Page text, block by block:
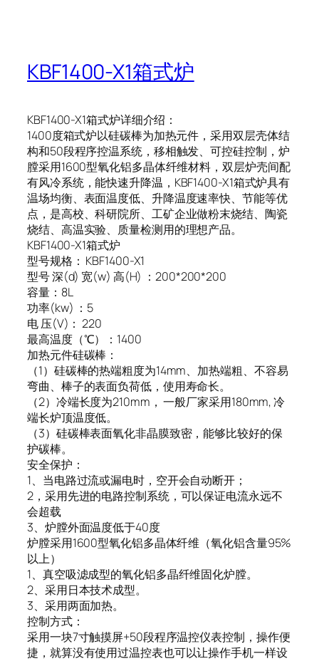
KBF1400-X1箱式炉
KBF1400-X1箱式炉详细介绍：
1400度箱式炉以硅碳棒为加热元件，采用双层壳体结
构和50段程序控温系统，移相触发、可控硅控制，炉
膛采用1600型氧化铝多晶体纤维材料，双层炉壳间配
有风冷系统，能快速升降温，KBF1400-X1箱式炉具有
温场均衡、表面温度低、升降温度速率快、节能等优
点，是高校、科研院所、工矿企业做粉末烧结、陶瓷
烧结、高温实验、质量检测用的理想产品。
KBF1400-X1箱式炉
型号规格： KBF1400-X1
型号 深(d) 宽(w) 高(H) ：200*200*200
容量：8L
功率(kw) ：5
电 压(V)： 220
最高温度（℃）：1400
加热元件硅碳棒：
（1）硅碳棒的热端粗度为14mm、加热端粗、不容易
弯曲、棒子的表面负荷低，使用寿命长。
（2）冷端长度为210mm， 一般厂家采用180mm, 冷
端长炉顶温度低。
（3）硅碳棒表面氧化非晶膜致密，能够比较好的保
护碳棒。
安全保护：
1、当电路过流或漏电时，空开会自动断开；
2，采用先进的电路控制系统，可以保证电流永远不
会超载
3、炉膛外面温度低于40度
炉膛采用1600型氧化铝多晶体纤维（氧化铝含量95%
以上）
1、真空吸滤成型的氧化铝多晶纤维固化炉膛。
2、采用日本技术成型。
3、采用两面加热。
控制方式：
采用一块7寸触摸屏+50段程序温控仪表控制，操作便
捷，就算没有使用过温控表也可以让操作手机一样设